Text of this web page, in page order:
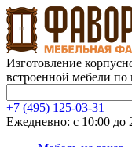
Изготовление
встроенной мебели
+7 (495) 125-03-31
Ежедневно: с 10:00 до